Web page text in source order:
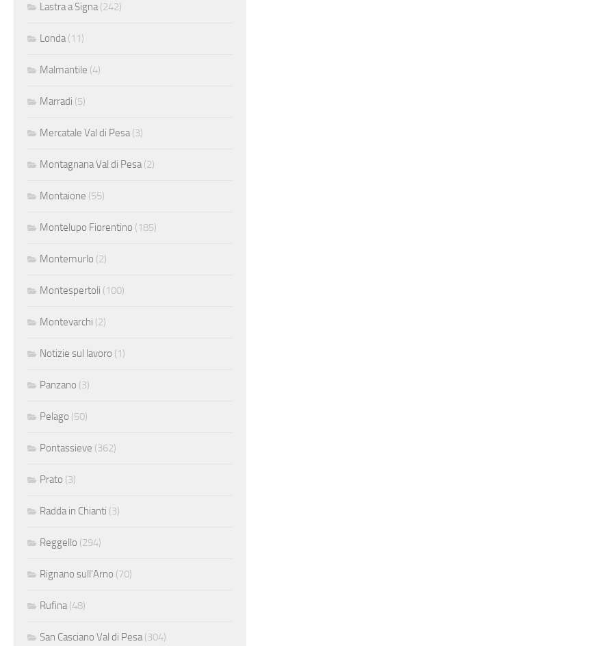
Lastra a Signa(242)
Londa(11)
Malmantile (4)
Marradi (5)
Mercatale Val di Pesa(3)
Montagnana Val di Pesa(2)
Montaione (55)
Montelupo Fiorentino (185)
Montemurlo (2)
Montespertoli (100)
Montevarchi (2)
Notizie sul lavoro (1)
Panzano (3)
Pelago (50)
Pontassieve (362)
Prato (3)
Radda in Chianti (3)
Reggello (294)
Rignano sull'Arno (70)
Rufina(48)
San Casciano Val di Pesa(304)